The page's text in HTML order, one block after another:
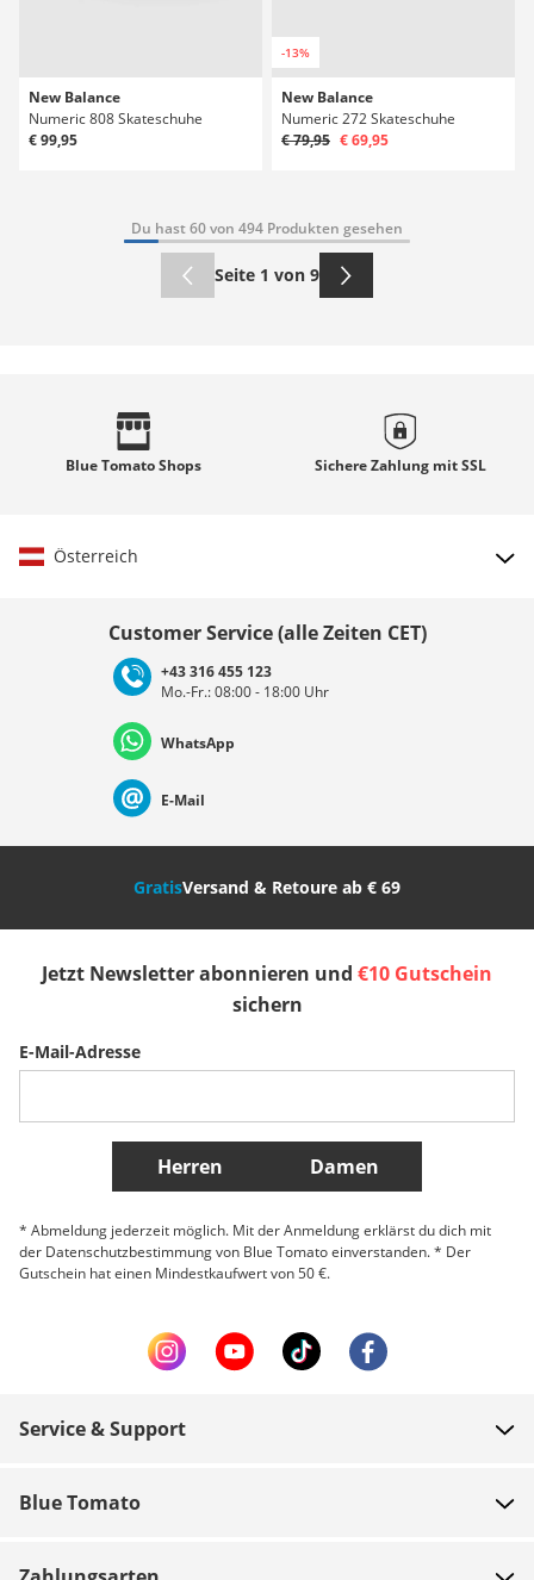
New Balance
Numeric 808 Skateschuhe
€ 99,95
-13%
New Balance
Numeric 272 Skateschuhe
€ 79,95 € 69,95
Du hast 60 von 494 Produkten gesehen
Seite 1 von 9
Blue TomatoShops Sichere Zahlung mitSSL
Österreich
Deutschland Österreich
Nederland Italia (Italiano) Italien (Deutsch)
Slovenija
Belgique (Français) Danmark Norge
Weitere Länder
Customer Service (alle Zeiten CET)
+43 316 455 123
Mo.-Fr.: 08:00 - 18:00 Uhr
WhatsApp
E-Mail
GratisVersand & Retoure ab € 69
Jetzt Newsletter abonnieren und €10 Gutschein
sichern
E-Mail-Adresse
Herren Damen
* Abmeldung jederzeit möglich. Mit der Anmeldung erklärst du dich mit
der Datenschutzbestimmung von Blue Tomato einverstanden. * Der
Gutschein hat einen Mindestkaufwert von 50 €.
Service & Support
Versand
Blue Tomato